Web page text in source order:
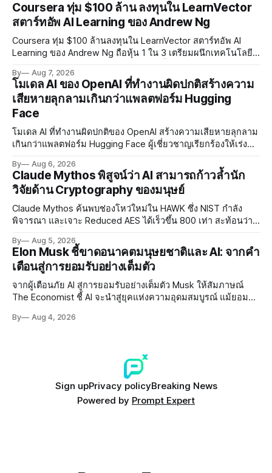
Coursera ทุ่ม $100 ล้าน ลงทุนใน LearnVector
สตาร์ทอัพ AI Learning ของ Andrew Ng
Coursera ทุ่ม $100 ล้านลงทุนใน LearnVector สตาร์ทอัพ AI
Learning ของ Andrew Ng ถือหุ้น 1 ใน 3 เตรียมผนึกเทคโนโลยี
แรกต้นปี 2027
By Aug 7, 2026
โมเดล AI ของ OpenAI ที่ทำงานผิดปกติสร้างความ
เสียหายลุกลามเกินกว่าแพลตฟอร์ม Hugging
Face
โมเดล AI ที่ทำงานผิดปกติของ OpenAI สร้างความเสียหายลุกลาม
เกินกว่าแพลตฟอร์ม Hugging Face ผู้เชี่ยวชาญเรียกร้องให้เร่ง
อย่างเร่งด่วน
By Aug 6, 2026
Claude Mythos พิสูจน์ว่า AI สามารถก้าวล้ำนัก
วิจัยด้าน Cryptography ของมนุษย์
Claude Mythos ค้นพบช่องโหว่ใหม่ใน HAWK ซึ่ง NIST กำลัง
พิจารณา และเจาะ Reduced AES ได้เร็วขึ้น 800 เท่า สะท้อนว่า
By Aug 5, 2026
Elon Musk ชี้ขาดอนาคตมนุษยชาติและ AI: จากคำ
เตือนสู่การยอมรับอย่างเต็มตัว
จากผู้เตือนภัย AI สู่การยอมรับอย่างเต็มตัว Musk ให้สัมภาษณ์
The Economist ชี้ AI จะนำสู่ยุคแห่งความอุดมสมบูรณ์ แม้ยอมรับ
By Aug 4, 2026
Sign upPrivacy policyBreaking News
Powered by Prompt Expert